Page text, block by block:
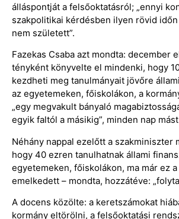
álláspontját a felsőoktatásról; „ennyi
szakpolitikai kérdésben ilyen rövid
nem született”.
Fazekas Csaba azt mondta: december
tényként könyvelte el mindenki, hogy
kezdheti meg tanulmányait jövőre
az egyetemeken, főiskolákon, a
„egy megvakult bányaló
egyik faltól a másikig”, minden nap
Néhány nappal ezelőtt a szakminiszter
hogy 40 ezren tanulhatnak állami
egyetemeken, főiskolákon, ma már ez
emelkedett – mondta, hozzátéve:
A docens közölte: a keretszámokat
kormány eltörölni, a felsőoktatási